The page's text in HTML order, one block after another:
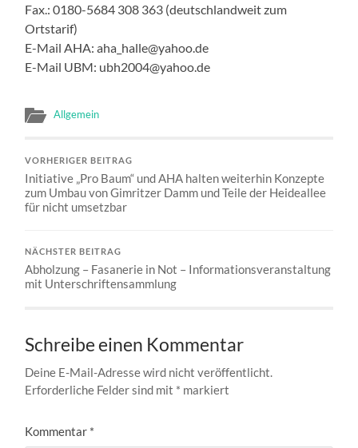
Fax.: 0180-5684 308 363 (deutschlandweit zum
Ortstarif)
E-Mail AHA: aha_halle@yahoo.de
E-Mail UBM: ubh2004@yahoo.de
Allgemein
VORHERIGER BEITRAG
Initiative „Pro Baum“ und AHA halten weiterhin Konzepte
zum Umbau von Gimritzer Damm und Teile der Heideallee
für nicht umsetzbar
NÄCHSTER BEITRAG
Abholzung – Fasanerie in Not – Informationsveranstaltung
mit Unterschriftensammlung
Schreibe einen Kommentar
Deine E-Mail-Adresse wird nicht veröffentlicht.
Erforderliche Felder sind mit * markiert
Kommentar *